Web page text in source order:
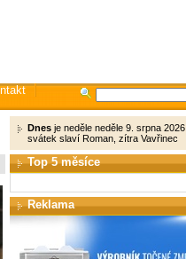
Dnesje neděle neděle 9. srpna 2026
svátek slaví Roman, zítra Vavřinec
Top 5 měsíce
Reklama